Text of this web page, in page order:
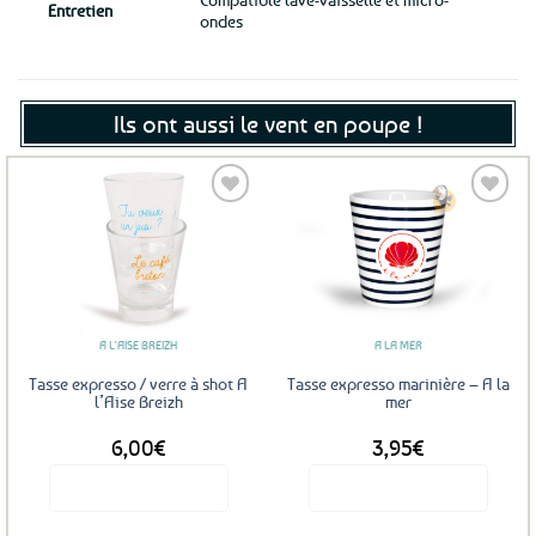
Entretien
ondes
Ils ont aussi le vent en poupe !
A L'AISE BREIZH
Tasse expresso / verre à shot A
l’Aise Breizh
6,00€
A LA MER
Tasse expresso marinière – A la
mer
3,95€